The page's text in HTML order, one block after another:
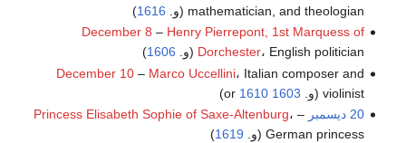
mathematician, and theologian (و.
1616
)
December 8 – Henry Pierrepont, 1st Marquess of
Dorchester، English politician (و. 1606
)
December 10– Marco Uccellini، Italian composer and
violinist (و.
1603
or
1610
)
20 ديسمبر
–
Princess Elisabeth Sophie of Saxe-Altenburg،
German princess (و.
1619
)